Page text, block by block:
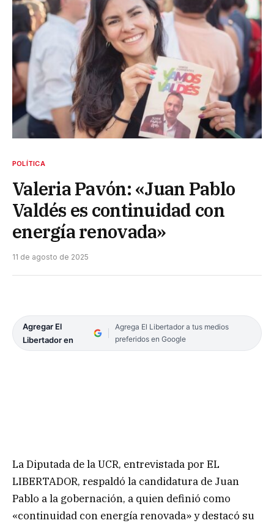
POLÍTICA
Valeria Pavón: «Juan Pablo
Valdés es continuidad con
energía renovada»
11 de agosto de 2025
Agregar El
Libertador en
Agrega El Libertador a tus medios
preferidos en Google
La Diputada de la UCR, entrevistada por EL
LIBERTADOR, respaldó la candidatura de Juan
Pablo a la gobernación, a quien definió como
«continuidad con energía renovada» y destacó su